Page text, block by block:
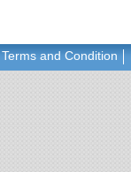
Terms and Condition